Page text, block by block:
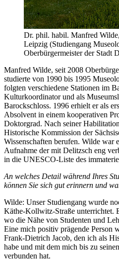
Dr. phil. habil. Manfred
Leipzig (Studiengang
Oberbürgermeister der Stadt
Manfred Wilde, seit 2008
studierte von 1990 bis 1995
folgten verschiedene Stationen im
Kulturkoordinator und als
Barockschloss. 1996 erhielt er als
Absolvent in einem kooperativen
Doktorgrad. Nach seiner
Historische Kommission der
Wissenschaften berufen. Wilde war
Aufnahme der mit Delitzsch eng
in die UNESCO-Liste des
An welches Detail während Ihres
können Sie sich gut erinnern und
Wilde: Unser Studiengang wurde
Käthe-Kollwitz-Straße unterrichtet.
wo die Nähe von Studenten und
Eine mich positiv prägende Person
Frank-Dietrich Jacob, den ich als
habe und mit dem mich bis zu
verbunden hat.